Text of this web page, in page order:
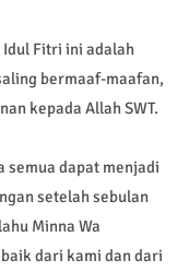
Fitri ini adalah
bermaaf-maafan,
kepada Allah SWT.
semua dapat menjadi
setelah sebulan
Minna Wa
dari kami dan dari